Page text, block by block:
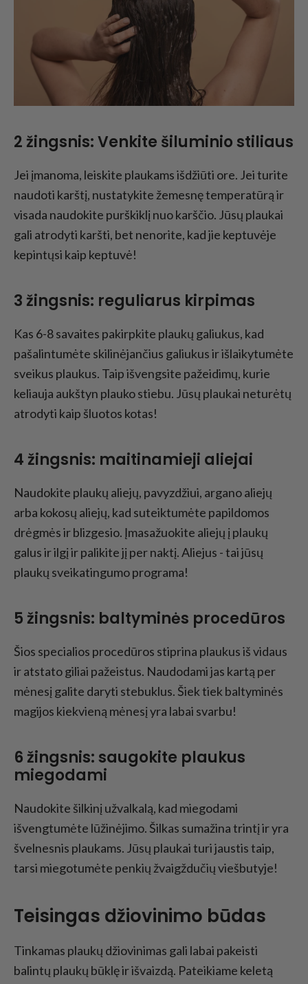
2 žingsnis: Venkite šiluminio stiliaus
Jei įmanoma, leiskite plaukams išdžiūti ore. Jei turite
naudoti karštį, nustatykite žemesnę temperatūrą ir
visada naudokite purškiklį nuo karščio. Jūsų plaukai
gali atrodyti karšti, bet nenorite, kad jie keptuvėje
kepintųsi kaip keptuvė!
3 žingsnis: reguliarus kirpimas
Kas 6-8 savaites pakirpkite plaukų galiukus, kad
pašalintumėte skilinėjančius galiukus ir išlaikytumėte
sveikus plaukus. Taip išvengsite pažeidimų, kurie
keliauja aukštyn plauko stiebu. Jūsų plaukai neturėtų
atrodyti kaip šluotos kotas!
4 žingsnis: maitinamieji aliejai
Naudokite plaukų aliejų, pavyzdžiui, argano aliejų
arba kokosų aliejų, kad suteiktumėte papildomos
drėgmės ir blizgesio. Įmasažuokite aliejų į plaukų
galus ir ilgį ir palikite jį per naktį. Aliejus - tai jūsų
plaukų sveikatingumo programa!
5 žingsnis: baltyminės procedūros
Šios specialios procedūros stiprina plaukus iš vidaus
ir atstato giliai pažeistus. Naudodami jas kartą per
mėnesį galite daryti stebuklus. Šiek tiek baltyminės
magijos kiekvieną mėnesį yra labai svarbu!
6 žingsnis: saugokite plaukus
miegodami
Naudokite šilkinį užvalkalą, kad miegodami
išvengtumėte lūžinėjimo. Šilkas sumažina trintį ir yra
švelnesnis plaukams. Jūsų plaukai turi jaustis taip,
tarsi miegotumėte penkių žvaigždučių viešbutyje!
Teisingas džiovinimo būdas
Tinkamas plaukų džiovinimas gali labai pakeisti
balintų plaukų būklę ir išvaizdą. Pateikiame keletą